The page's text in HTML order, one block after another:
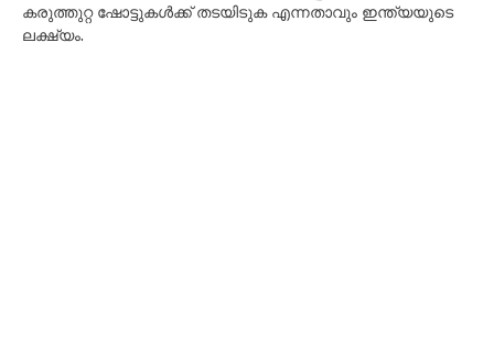
കരുത്തുറ്റ ഷോട്ടുകൾക്ക് തടയിടുക എന്നതാവും ഇന്ത്യയുടെ
ലക്ഷ്യം.